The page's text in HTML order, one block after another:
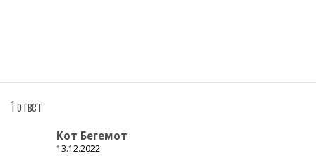
1 ответ
Кот Бегемот
13.12.2022